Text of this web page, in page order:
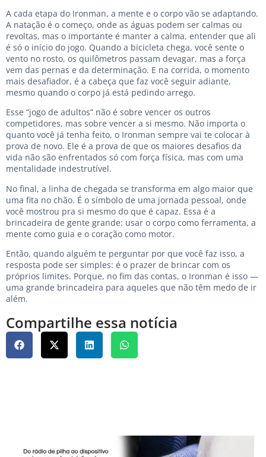
A cada etapa do Ironman, a mente e o corpo vão se adaptando.
A natação é o começo, onde as águas podem ser calmas ou
revoltas, mas o importante é manter a calma, entender que ali
é só o início do jogo. Quando a bicicleta chega, você sente o
vento no rosto, os quilômetros passam devagar, mas a força
vem das pernas e da determinação. E na corrida, o momento
mais desafiador, é a cabeça que faz você seguir adiante,
mesmo quando o corpo já está pedindo arrego.
Esse “jogo de adultos” não é sobre vencer os outros
competidores, mas sobre vencer a si mesmo. Não importa o
quanto você já tenha feito, o Ironman sempre vai te colocar à
prova de novo. Ele é a prova de que os maiores desafios da
vida não são enfrentados só com força física, mas com uma
mentalidade indestrutível.
No final, a linha de chegada se transforma em algo maior que
uma fita no chão. É o símbolo de uma jornada pessoal, onde
você mostrou pra si mesmo do que é capaz. Essa é a
brincadeira de gente grande: usar o corpo como ferramenta, a
mente como guia e o coração como motor.
Então, quando alguém te perguntar por que você faz isso, a
resposta pode ser simples: é o prazer de brincar com os
próprios limites. Porque, no fim das contas, o Ironman é isso —
uma grande brincadeira para aqueles que não têm medo de ir
além.
Compartilhe essa notícia